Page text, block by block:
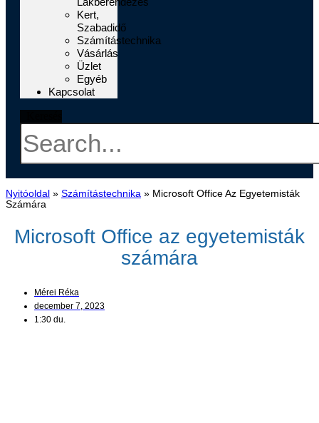
Kert,
Szabadidő
Számítástechnika
Vásárlás
Üzlet
Egyéb
Kapcsolat
Nyitóoldal » Számítástechnika » Microsoft Office Az Egyetemisták
Számára
Microsoft Office az egyetemisták
számára
Mérei Réka
december 7, 2023
1:30 du.